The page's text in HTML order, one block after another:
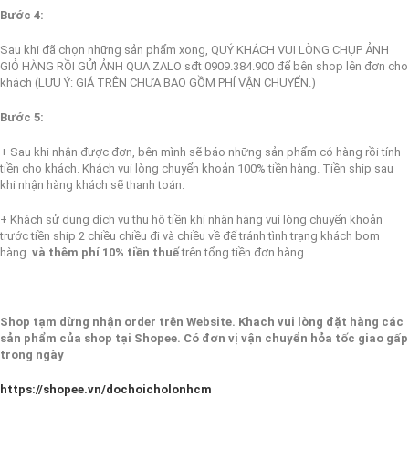
Bước 4:
Sau khi đã chọn những sản phẩm xong, QUÝ KHÁCH VUI LÒNG CHỤP ẢNH
GIỎ HÀNG RỒI GỬI ẢNH QUA ZALO sđt 0909.384.900 để bên shop lên đơn cho
khách (LƯU Ý: GIÁ TRÊN CHƯA BAO GỒM PHÍ VẬN CHUYỂN.)
Bước 5:
+ Sau khi nhận được đơn, bên mình sẽ báo những sản phẩm có hàng rồi tính
tiền cho khách. Khách vui lòng chuyển khoản 100% tiền hàng. Tiền ship sau
khi nhận hàng khách sẽ thanh toán.
+ Khách sử dụng dịch vụ thu hộ tiền khi nhận hàng vui lòng chuyển khoản
trước tiền ship 2 chiều chiều đi và chiều về để tránh tình trạng khách bom
hàng. và thêm phí 10% tiền thuếtrên tổng tiền đơn hàng.
Shop tạm dừng nhận order trên Website. Khach vui lòng đặt hàng các
sản phẩm của shop tại Shopee. Có đơn vị vận chuyển hỏa tốc giao gấp
trong ngày
https://shopee.vn/dochoicholonhcm